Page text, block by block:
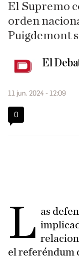
El Supremo
orden
Puigdemont
El
11 jun. 2024 - 12:09
0
L as
el referéndum